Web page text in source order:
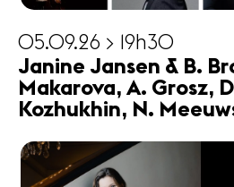
05.09.26 > 19h30
Janine Jansen & B.
Makarova, A. Grosz,
Kozhukhin, N.